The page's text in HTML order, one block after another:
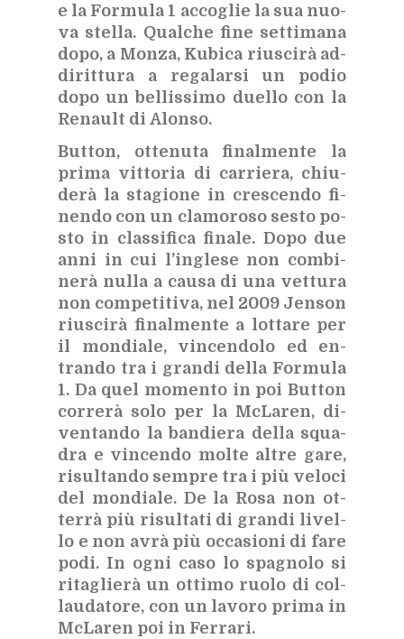
e la For­mu­la 1 ac­co­glie la sua nuo­
va stel­la. Qual­che fine set­ti­ma­na
dopo, a Mon­za, Ku­bi­ca riu­sci­rà ad­
di­rit­tu­ra a re­ga­lar­si un po­dio
dopo un bel­lis­si­mo duel­lo con la
Re­nault di Alon­so.
But­ton, ot­te­nu­ta fi­nal­men­te la
pri­ma vit­to­ria di car­rie­ra, chiu­
de­rà la sta­gio­ne in cre­scen­do fi­
nen­do con un cla­mo­ro­so se­sto po­
sto in clas­si­fi­ca fi­na­le. Dopo due
anni in cui l’in­gle­se non com­bi­
ne­rà nul­la a cau­sa di una vet­tu­ra
non com­pe­ti­ti­va, nel 2009 Jen­son
riu­sci­rà fi­nal­men­te a lot­ta­re per
il mon­dia­le, vin­cen­do­lo ed en­
tran­do tra i gran­di del­la For­mu­la
1. Da quel mo­men­to in poi But­ton
cor­re­rà solo per la McLa­ren, di­
ven­tan­do la ban­die­ra del­la squa­
dra e vin­cen­do mol­te al­tre gare,
ri­sul­tan­do sem­pre tra i più ve­lo­ci
del mon­dia­le. De la Rosa non ot­
ter­rà più ri­sul­ta­ti di gran­di li­vel­
lo e non avrà più oc­ca­sio­ni di fare
podi. In ogni caso lo spa­gno­lo si
ri­ta­glie­rà un ot­ti­mo ruo­lo di col­
lau­da­to­re, con un la­vo­ro pri­ma in
McLa­ren poi in Fer­ra­ri.